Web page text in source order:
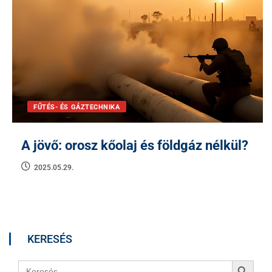
FŰTÉS- ÉS GÁZTECHNIKA
A jövő: orosz kőolaj és földgáz nélkül?
2025.05.29.
KERESÉS
Search
Search Button